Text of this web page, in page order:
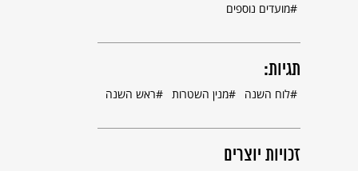
מועדים נוספים
תגיות:
לוח השנה מנין השטרות ראש השנה
זכויות יוצרים